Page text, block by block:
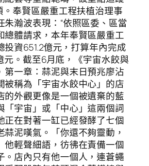
。奉賢區嚴重工程扶植治理事
朱瀚波表現：“依照區委、區當
總體請求，本年奉賢區嚴重工
投資651.2億元，打算年內完成
元。截至6月底，《宇宙水餃與
第一章：蒜泥與末日預兆廖沾
被稱為「宇宙水餃中心」的店
的外觀更像是一個被遺棄的藍
「宇宙」或「中心」這兩個詞
正在對著一缸已經發酵了七個
蒜泥嘆氣。「你還不夠靈動，
他輕聲細語，彷彿在責備一個
。店內只有他一個人，連蒼蠅